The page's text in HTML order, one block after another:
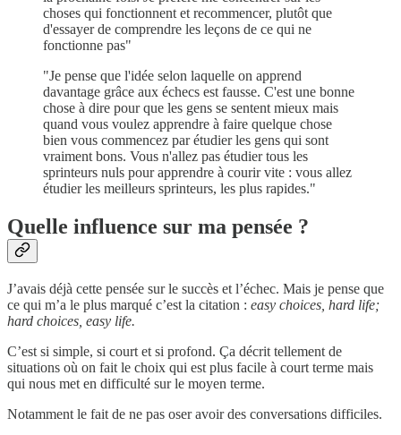
choses qui fonctionnent et recommencer, plutôt que
d'essayer de comprendre les leçons de ce qui ne
fonctionne pas"
"Je pense que l'idée selon laquelle on apprend
davantage grâce aux échecs est fausse. C'est une bonne
chose à dire pour que les gens se sentent mieux mais
quand vous voulez apprendre à faire quelque chose
bien vous commencez par étudier les gens qui sont
vraiment bons. Vous n'allez pas étudier tous les
sprinteurs nuls pour apprendre à courir vite : vous allez
étudier les meilleurs sprinteurs, les plus rapides."
Quelle influence sur ma pensée ?
J’avais déjà cette pensée sur le succès et l’échec. Mais je pense que
ce qui m’a le plus marqué c’est la citation : easy choices, hard life;
hard choices, easy life.
C’est si simple, si court et si profond. Ça décrit tellement de
situations où on fait le choix qui est plus facile à court terme mais
qui nous met en difficulté sur le moyen terme.
Notamment le fait de ne pas oser avoir des conversations difficiles.